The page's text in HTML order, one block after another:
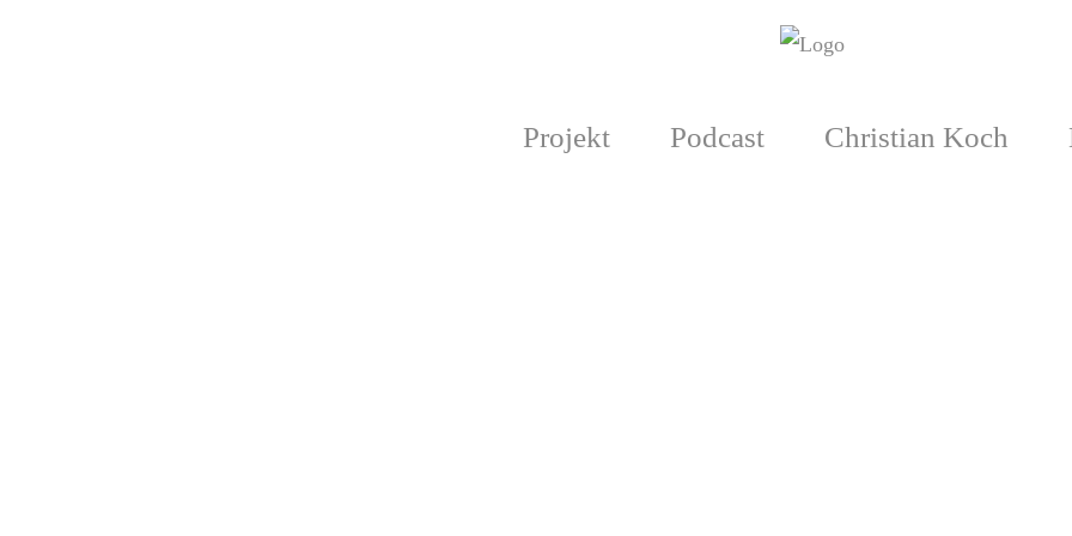
Projekt Podcast Christian Koch